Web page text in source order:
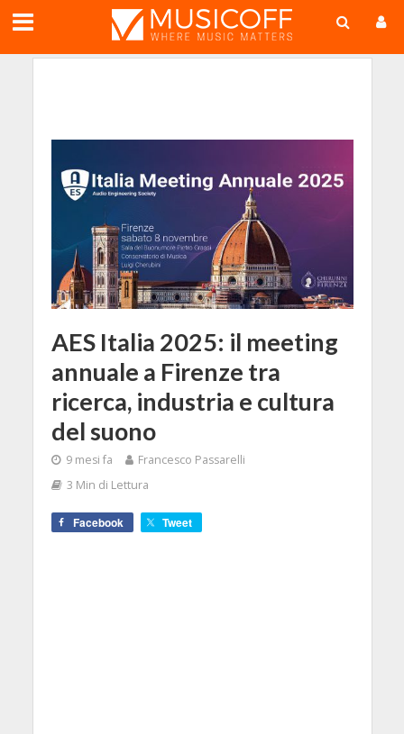
AES Italia 2025: il meeting
annuale a Firenze tra
ricerca, industria e cultura
del suono
9 mesi fa
Francesco Passarelli
3 Min di Lettura
Facebook Tweet